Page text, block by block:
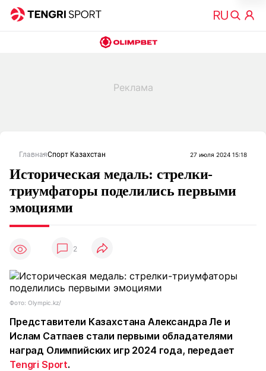
ГлавнаяСпорт Казахстан 27 июля 2024 15:18
Историческая медаль: стрелки-
триумфаторы поделились первыми
эмоциями
2
Фото: Olympic.kz/
Представители Казахстана Александра Ле и
Ислам Сатпаев стали первыми обладателями
наград Олимпийских игр 2024 года, передает
Tengri Sport.